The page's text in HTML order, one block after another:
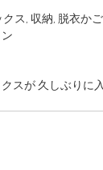
ス, 収納, 脱衣かご
スが 久しぶりに